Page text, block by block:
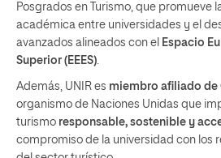
Posgrados en Turismo, que promueve
académica entre universidades y el
avanzados alineados con el Espacio
Superior (EEES)
Además, UNIR es miembro afiliado de
organismo de Naciones Unidas que
turismo responsable, sostenible y
compromiso de la universidad con los